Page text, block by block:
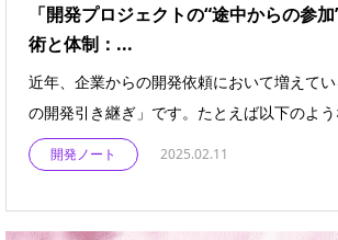
「開発プロジェクトの“途中からの参
術と体制：...
近年、企業からの開発依頼において増えて
の開発引き継ぎ」です。たとえば以下のよ
開発ノート 2025.02.11